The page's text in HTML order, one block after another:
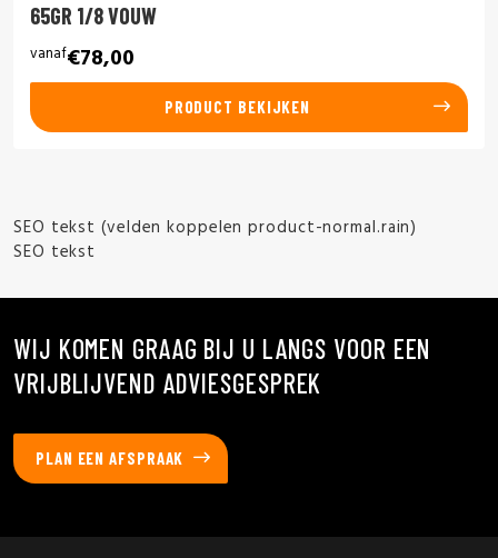
65GR 1/8 VOUW
vanaf€78,00
PRODUCT BEKIJKEN
SEO tekst (velden koppelen product-normal.rain)
SEO tekst
WIJ KOMEN GRAAG BIJ U LANGS VOOR EEN
VRIJBLIJVEND ADVIESGESPREK
PLAN EEN AFSPRAAK